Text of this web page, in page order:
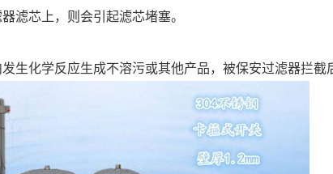
滤芯上，则会引起滤芯堵塞。
生化学反应生成不溶污或其他产品，被保安过滤器拦截